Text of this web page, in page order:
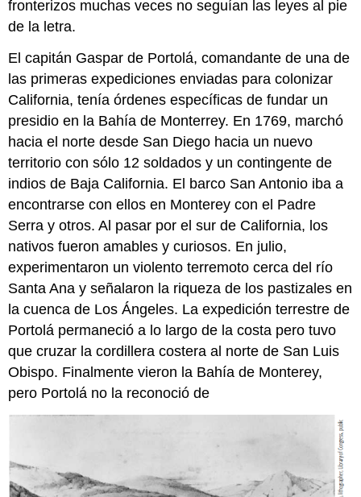
fronterizos muchas veces no seguían las leyes al pie
de la letra.
El capitán Gaspar de Portolá, comandante de una de
las primeras expediciones enviadas para colonizar
California, tenía órdenes específicas de fundar un
presidio en la Bahía de Monterrey. En 1769, marchó
hacia el norte desde San Diego hacia un nuevo
territorio con sólo 12 soldados y un contingente de
indios de Baja California. El barco San Antonio iba a
encontrarse con ellos en Monterey con el Padre
Serra y otros. Al pasar por el sur de California, los
nativos fueron amables y curiosos. En julio,
experimentaron un violento terremoto cerca del río
Santa Ana y señalaron la riqueza de los pastizales en
la cuenca de Los Ángeles. La expedición terrestre de
Portolá permaneció a lo largo de la costa pero tuvo
que cruzar la cordillera costera al norte de San Luis
Obispo. Finalmente vieron la Bahía de Monterey,
pero Portolá no la reconoció de